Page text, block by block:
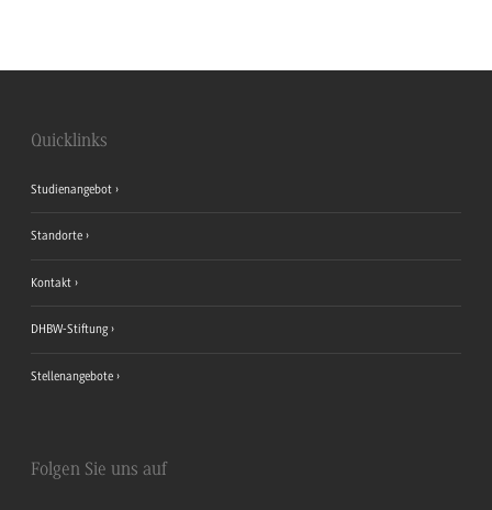
Quicklinks
Studienangebot
Standorte
Kontakt
DHBW-Stiftung
Stellenangebote
Folgen Sie uns auf